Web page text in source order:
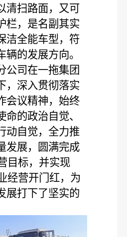
清扫路面，又可
栏，是名副其实
洁全能车型，符
辆的发展方向。
公司在一拖集团
，深入贯彻落实
会议精神，始终
命的政治自觉、
动自觉，全力推
发展，圆满完成
目标，并实现
经营开门红，为
展打下了坚实的